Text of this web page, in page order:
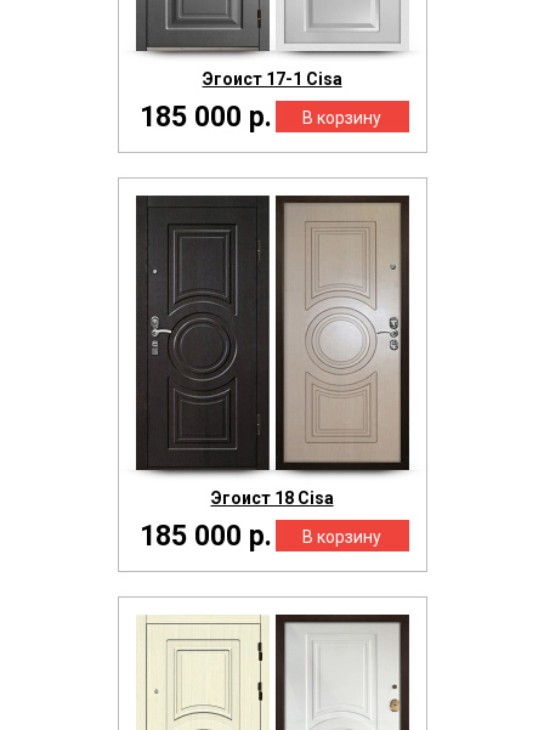
Эгоист 17-1 Cisa
185 000 р.
Эгоист 18 Cisa
185 000 р.